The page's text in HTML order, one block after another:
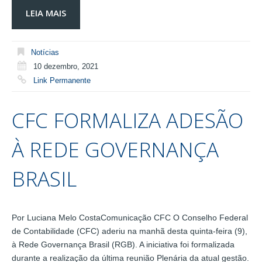
LEIA MAIS
Notícias
10 dezembro, 2021
Link Permanente
CFC FORMALIZA ADESÃO
À REDE GOVERNANÇA
BRASIL
Por Luciana Melo CostaComunicação CFC O Conselho Federal
de Contabilidade (CFC) aderiu na manhã desta quinta-feira (9),
à Rede Governança Brasil (RGB). A iniciativa foi formalizada
durante a realização da última reunião Plenária da atual gestão.